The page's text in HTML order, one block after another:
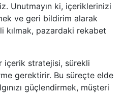
Unutmayın ki, içeriklerinizi
ve geri bildirim alarak
kılmak, pazardaki rekabet
içerik stratejisi, sürekli
gerektirir. Bu süreçte elde
güçlendirmek, müşteri